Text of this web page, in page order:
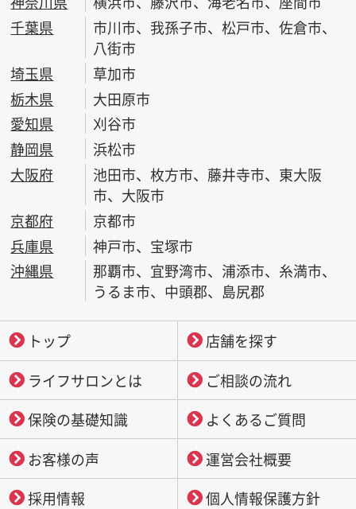
千葉県
市川市、我孫子市、松戸市、佐倉市、
八街市
埼玉県
草加市
栃木県
大田原市
愛知県
刈谷市
静岡県
浜松市
大阪府
池田市、枚方市、藤井寺市、東大阪
市、大阪市
京都府
京都市
兵庫県
神戸市、宝塚市
沖縄県
那覇市、宜野湾市、浦添市、糸満市、
うるま市、中頭郡、島尻郡
トップ
店舗を探す
ライフサロンとは
ご相談の流れ
保険の基礎知識
よくあるご質問
お客様の声
運営会社概要
採用情報
個人情報保護方針